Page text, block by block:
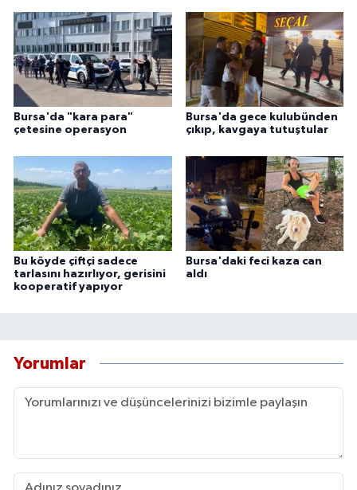
Bursa'da "kara para"
çetesine operasyon
Bursa'da gece kulubünden
çıkıp, kavgaya tutuştular
Bu köyde çiftçi sadece
tarlasını hazırlıyor, gerisini
kooperatif yapıyor
Bursa'daki feci kaza can
aldı
Yorumlar